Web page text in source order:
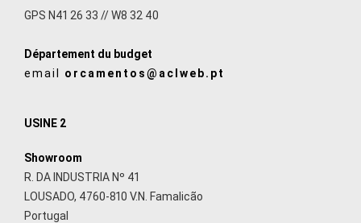
GPS N41 26 33 // W8 32 40
Département du budget
email orcamentos@aclweb.pt
USINE 2
Showroom
R. DA INDUSTRIA Nº 41
LOUSADO, 4760-810 V.N. Famalicão
Portugal